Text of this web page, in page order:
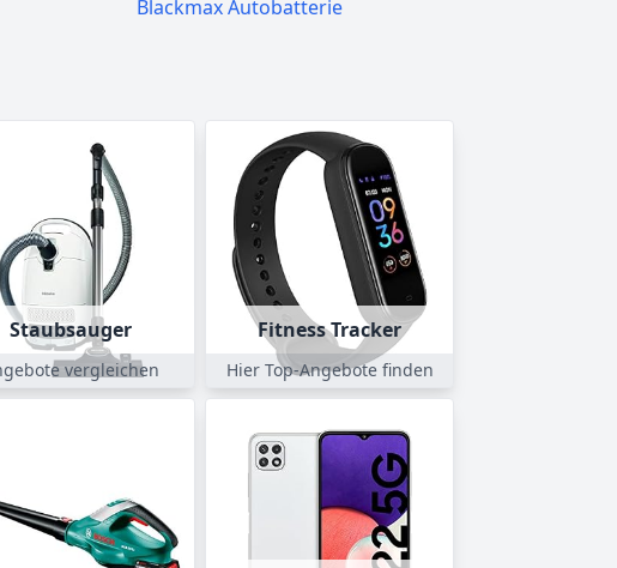
Blackmax Autobatterie
Staubsauger
vergleichen
Fitness Tracker
Hier Top-Angebote finden